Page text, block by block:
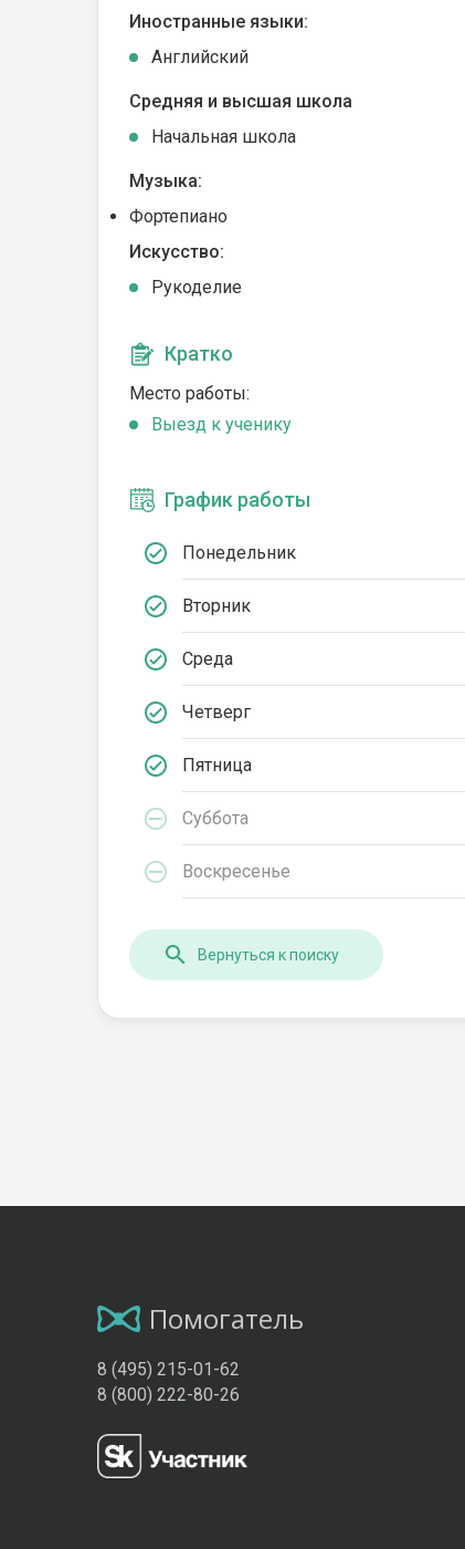
Иностранные языки:
Английский
Средняя и высшая школа
Начальная школа
Музыка:
Фортепиано
Искусство:
Рукоделие
Кратко
Место работы:
Выезд к ученику
График работы
Понедельник
Вторник
Среда
Четверг
Пятница
Суббота
Воскресенье
Вернуться к поиску
Помогатель
8 (495) 215-01-62
8 (800) 222-80-26